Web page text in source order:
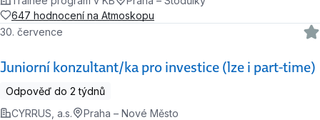
647 hodnocení na Atmoskopu
Juniorní konzultant/ka pro investice (lze i part-time)
30. července
Odpověď do 2 týdnů
CYRRUS, a.s.
Praha – Nové Město